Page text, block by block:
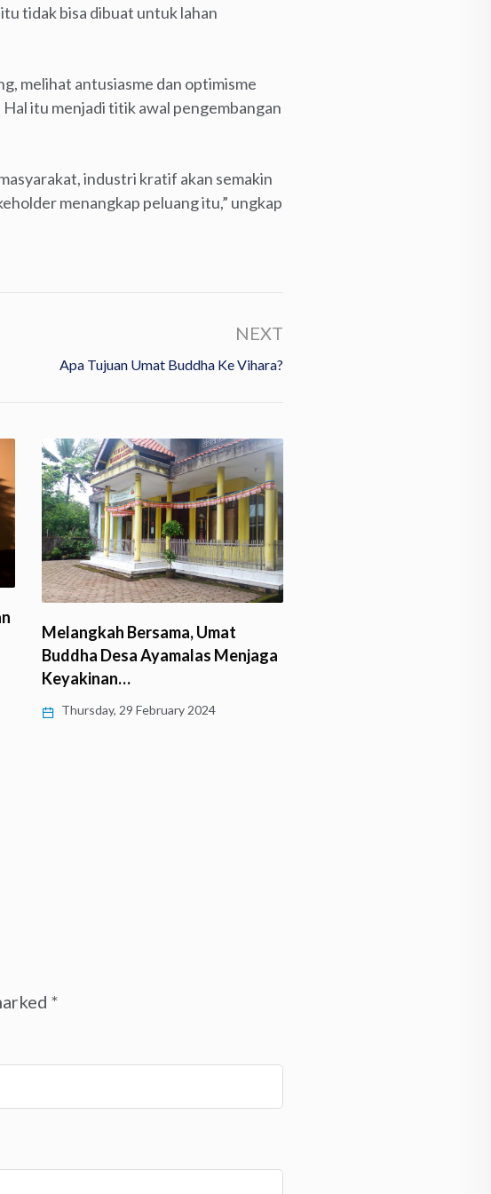
tidak bisa dibuat untuk lahan
melihat antusiasme dan optimisme
itu menjadi titik awal pengembangan
industri kratif akan semakin
menangkap peluang itu,” ungkap
NEXT
Apa Tujuan Umat Buddha Ke Vihara?
Melangkah Bersama, Umat
Buddha Desa Ayamalas Menjaga
Keyakinan…
Thursday, 29 February 2024
*